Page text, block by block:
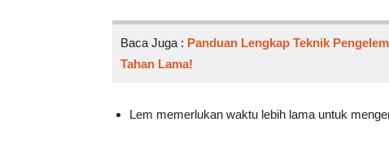
Baca Juga : Panduan Lengkap Teknik
Tahan Lama!
Lem memerlukan waktu lebih lama untuk